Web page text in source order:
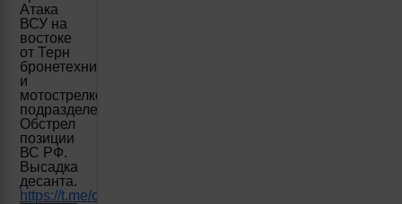
Атака
ВСУ на
востоке
от Терн
бронетехникой
и
мотострелковым
подразделением.
Обстрел
позиции
ВС РФ.
Высадка
десанта.
https://t.me/creamy_caprice/4611